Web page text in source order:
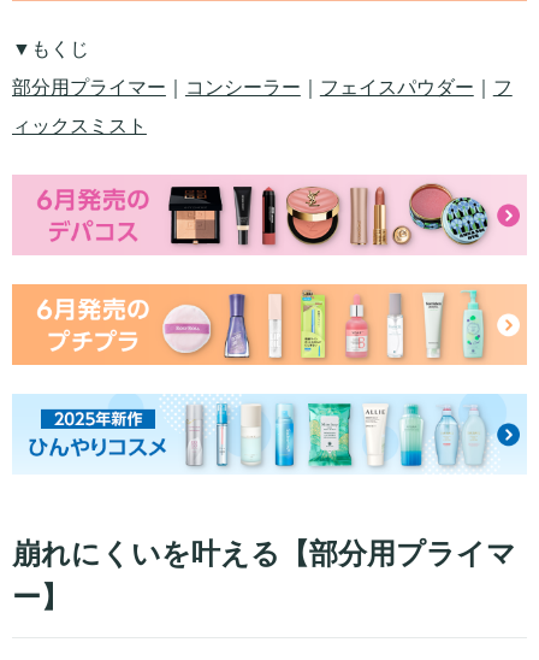
▼もくじ
部分用プライマー
コンシーラー フェイスパウダー
フ
ィックスミスト
崩れにくいを叶える【部分用プライマ
ー】